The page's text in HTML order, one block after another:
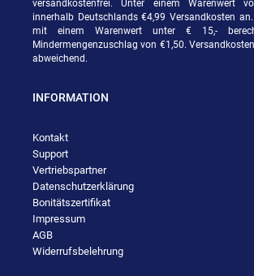
versandkostenfrei. Unter einem Warenwert
innerhalb Deutschlands €4,99 Versandkosten
mit einem Warenwert unter € 15,-
Mindermengenzuschlag von €1,50.
abweichend.
INFORMATION
Kontakt
Support
Vertriebspartner
Datenschutzerklärung
Bonitätszertifikat
Impressum
AGB
Widerrufsbelehrung